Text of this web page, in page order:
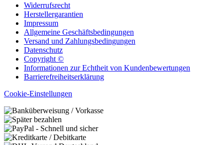
Widerrufsrecht
Herstellergarantien
Impressum
Allgemeine Geschäftsbedingungen
Versand und Zahlungsbedingungen
Datenschutz
Copyright ©
Informationen zur Echtheit von Kundenbewertungen
Barrierefreiheitserklärung
Cookie-Einstellungen